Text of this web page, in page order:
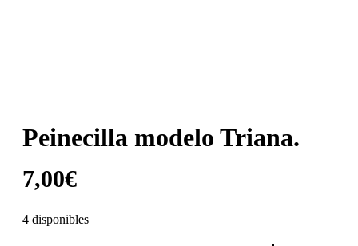
Peinecilla modelo Triana.
7,00€
4 disponibles